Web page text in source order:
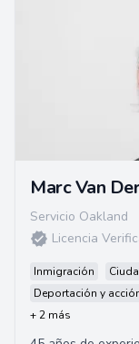
Marc Van
Servicio Oakland
Licencia
Inmigración
Deportación y
+ 2 más